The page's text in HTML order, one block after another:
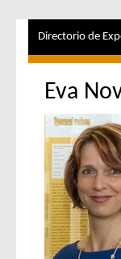
Directorio de
Eva